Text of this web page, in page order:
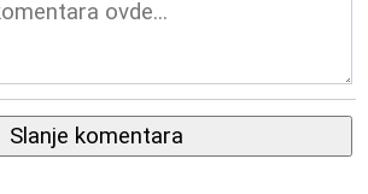
Slanje komentara